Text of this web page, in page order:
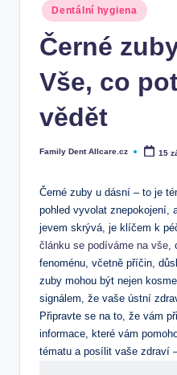
Posted
in
Dentální hygiena
Černé
Vše, co
vědět
Posted
Family Dent Allcare.cz 15
Černé zuby u dásní – to je
pohled vyvolat znepokojení,
jevem skrývá, je klíčem k
článku se podíváme na vše,
fenoménu, včetně příčin,
zuby mohou být nejen
signálem, že vaše ústní
Připravte se na to, že vám
informace, které vám
tématu a posílit vaše zdraví